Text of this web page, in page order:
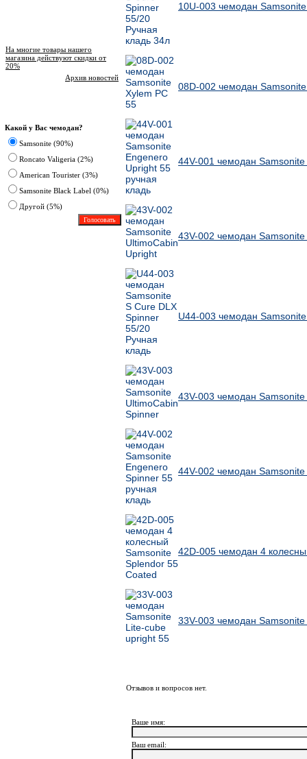
На многие товары нашего
магазина действуют скидки от
20%
Архив новостей
Какой у Вас чемодан?
Samsonite (90%)
Roncato Valigeria (2%)
American Tourister (3%)
Samsonite Black Label (0%)
Другoй (5%)
10U-003 чемодан
08D-002 чемодан
44V-001 чемодан
43V-002 чемодан
U44-003 чемодан
43V-003 чемодан
44V-002 чемодан
42D-005 чемодан 4
33V-003 чемодан
Отзывов и вопросов нет.
Ваше имя:
Ваш еmail: